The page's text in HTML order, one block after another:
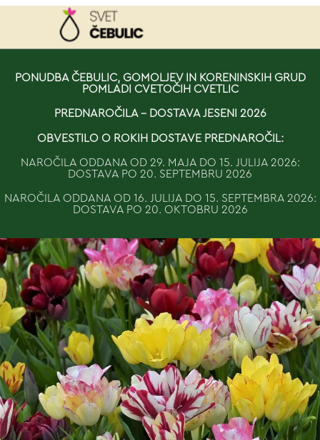
VAŠA KOŠARICA JE
PONUDBA ČEBULIC, GOMOLJEV IN KORENINSKIH GRUD
POMLADI CVETOČIH CVETLIC
PREDNAROČILA - DOSTAVA JESENI 2026
OBVESTILO O ROKIH DOSTAVE PREDNAROČIL:
NAROČILA ODDANA OD 29. MAJA DO 15. JULIJA 2026:
DOSTAVA PO 20. SEPTEMBRU 2026
NAROČILA ODDANA OD 16. JULIJA DO 15. SEPTEMBRA 2026:
DOSTAVA PO 20. OKTOBRU 2026